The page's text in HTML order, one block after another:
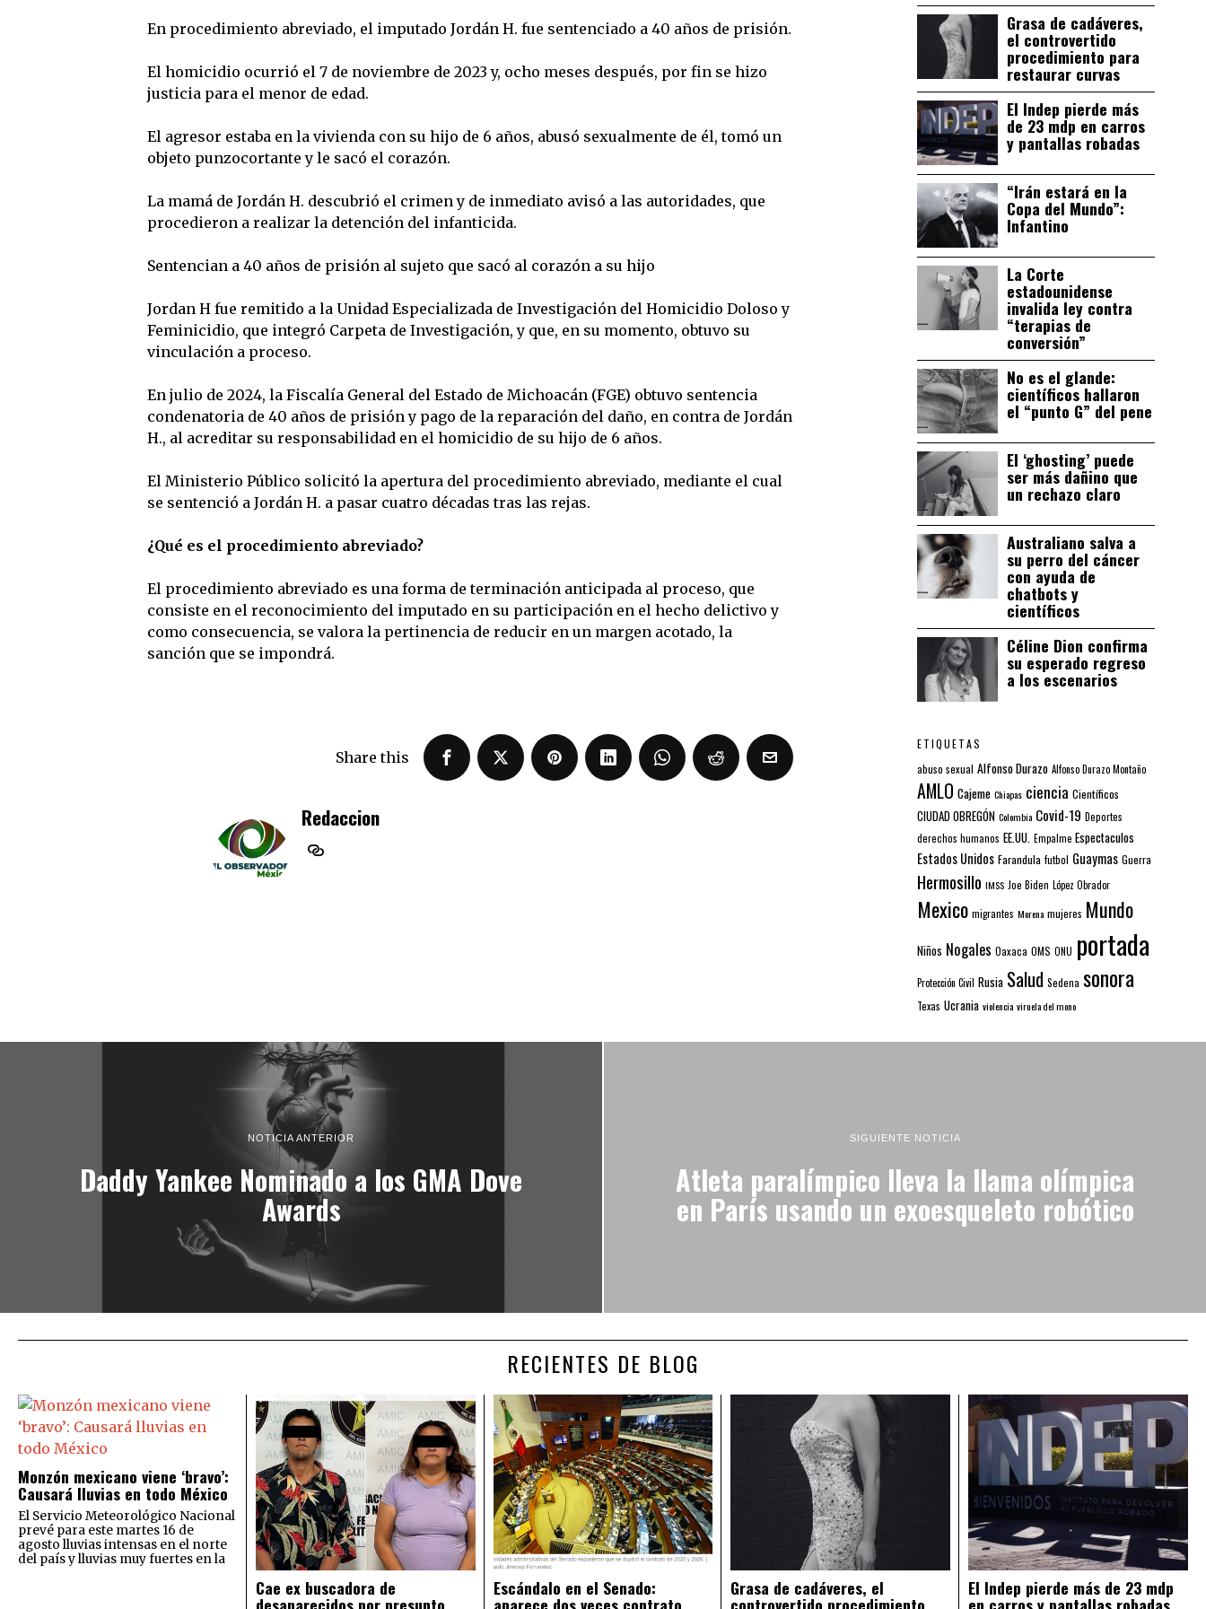
En procedimiento abreviado, el imputado Jordán H. fue sentenciado a 40 años de prisión.
El homicidio ocurrió el 7 de noviembre de 2023 y, ocho meses después, por fin se hizo
justicia para el menor de edad.
El agresor estaba en la vivienda con su hijo de 6 años, abusó sexualmente de él, tomó un
objeto punzocortante y le sacó el corazón.
La mamá de Jordán H. descubrió el crimen y de inmediato avisó a las autoridades, que
procedieron a realizar la detención del infanticida.
Sentencian a 40 años de prisión al sujeto que sacó al corazón a su hijo
Jordan H fue remitido a la Unidad Especializada de Investigación del Homicidio Doloso y
Feminicidio, que integró Carpeta de Investigación, y que, en su momento, obtuvo su
vinculación a proceso.
En julio de 2024, la Fiscalía General del Estado de Michoacán (FGE) obtuvo sentencia
condenatoria de 40 años de prisión y pago de la reparación del daño, en contra de Jordán
H., al acreditar su responsabilidad en el homicidio de su hijo de 6 años.
El Ministerio Público solicitó la apertura del procedimiento abreviado, mediante el cual
se sentenció a Jordán H. a pasar cuatro décadas tras las rejas.
¿Qué es el procedimiento abreviado?
El procedimiento abreviado es una forma de terminación anticipada al proceso, que
consiste en el reconocimiento del imputado en su participación en el hecho delictivo y
como consecuencia, se valora la pertinencia de reducir en un margen acotado, la
sanción que se impondrá.
Share this
Redaccion
Grasa de cadáveres,
el controvertido
procedimiento para
restaurar curvas
El Indep pierde más
de 23 mdp en carros
y pantallas robadas
“Irán estará en la
Copa del Mundo”:
Infantino
La Corte
estadounidense
invalida ley contra
“terapias de
conversión”
No es el glande:
científicos hallaron
el “punto G” del pene
El ‘ghosting’ puede
ser más dañino que
un rechazo claro
Australiano salva a
su perro del cáncer
con ayuda de
chatbots y
científicos
Céline Dion confirma
su esperado regreso
a los escenarios
ETIQUETAS
abuso sexual Alfonso Durazo Alfonso Durazo Montaño
AMLO Cajeme Chiapas ciencia Científicos
CIUDAD OBREGÓN Colombia Covid-19 Deportes
derechos humanos EE.UU. Empalme Espectaculos
Estados Unidos Farandula futbol Guaymas Guerra
Hermosillo IMSS Joe Biden López Obrador
Mexico migrantes Morena mujeres Mundo
Niños Nogales Oaxaca OMS ONU portada
Protección Civil Rusia Salud Sedena sonora
Texas Ucrania violencia viruela del mono
NOTICIA ANTERIOR
Daddy Yankee Nominado a los GMA Dove
Awards
SIGUIENTE NOTICIA
Atleta paralímpico lleva la llama olímpica
en París usando un exoesqueleto robótico
RECIENTES DE BLOG
Monzón mexicano viene ‘bravo’:
Causará lluvias en todo México
El Servicio Meteorológico Nacional
prevé para este martes 16 de
agosto lluvias intensas en el norte
del país y lluvias muy fuertes en la
Cae ex buscadora de
desaparecidos por presunto
Escándalo en el Senado:
aparece dos veces contrato
Grasa de cadáveres, el
controvertido procedimiento
El Indep pierde más de 23 mdp
en carros y pantallas robadas